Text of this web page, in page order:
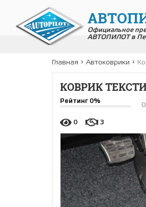
Официальное
АВТОПИЛОТ в
Главная Автоковрики
КОВРИК
Рейтинг 0%
0 3